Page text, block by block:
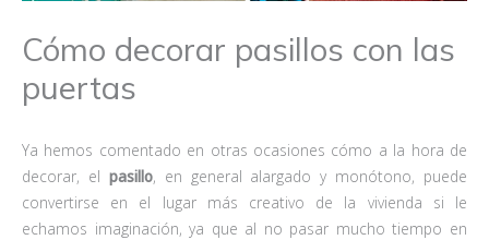
Cómo decorar pasillos con las
puertas
Ya hemos comentado en otras ocasiones cómo a la hora de
decorar, el pasillo, en general alargado y monótono, puede
convertirse en el lugar más creativo de la vivienda si le
echamos imaginación, ya que al no pasar mucho tiempo en